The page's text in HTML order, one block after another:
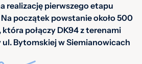
realizację pierwszego etapu
początek powstanie około 500
połączy DK94 z terenami
Bytomskiej w Siemianowicach